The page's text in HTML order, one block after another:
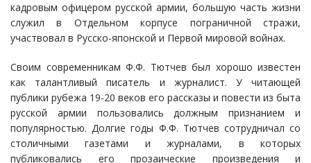
кадровым офицером русской армии, большую часть жизни
служил в Отдельном корпусе пограничной стражи,
участвовал в Русско-японской и Первой мировой войнах.
Своим современникам Ф.Ф. Тютчев был хорошо известен
как талантливый писатель и журналист. У читающей
публики рубежа 19-20 веков его рассказы и повести из быта
русской армии пользовались должным признанием и
популярностью. Долгие годы Ф.Ф. Тютчев сотрудничал со
столичными газетами и журналами, в которых
публиковались его прозаические произведения и